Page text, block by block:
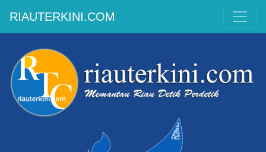
RIAUTERKINI.COM